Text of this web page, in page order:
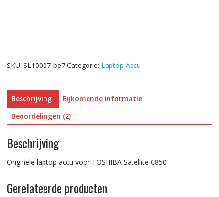
SKU: SL10007-be7 Categorie: Laptop Accu
Beschrijving
Bijkomende informatie
Beoordelingen (2)
Beschrijving
Originele laptop accu voor TOSHIBA Satellite C850
Gerelateerde producten